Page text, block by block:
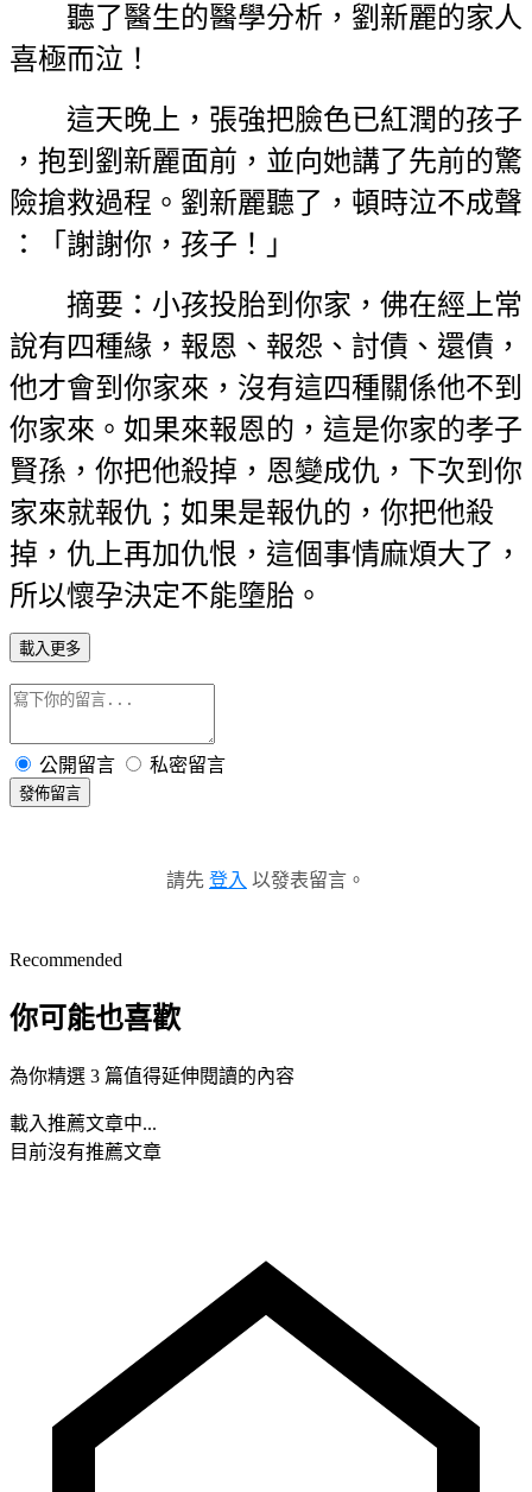
聽了醫生的醫學分析，劉新麗的家人
喜極而泣！
這天晚上，張強把臉色已紅潤的孩子
，抱到劉新麗面前，並向她講了先前的驚
險搶救過程。劉新麗聽了，頓時泣不成聲
：「謝謝你，孩子！」
摘要：小孩投胎到你家，佛在經上常
說有四種緣，報恩、報怨、討債、還債，
他才會到你家來，沒有這四種關係他不到
你家來。如果來報恩的，這是你家的孝子
賢孫，你把他殺掉，恩變成仇，下次到你
家來就報仇；如果是報仇的，你把他殺
掉，仇上再加仇恨，這個事情麻煩大了，
所以懷孕決定不能墮胎。
載入更多
公開留言 私密留言
發佈留言
請先 登入 以發表留言。
Recommended
你可能也喜歡
為你精選 3 篇值得延伸閱讀的內容
載入推薦文章中...
目前沒有推薦文章